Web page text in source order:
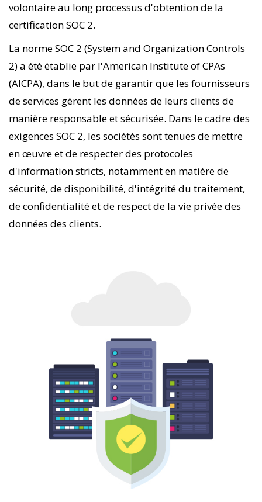
volontaire au long processus d'obtention de la
certification SOC 2.
La norme SOC 2 (System and Organization Controls
2) a été établie par l'American Institute of CPAs
(AICPA), dans le but de garantir que les fournisseurs
de services gèrent les données de leurs clients de
manière responsable et sécurisée. Dans le cadre des
exigences SOC 2, les sociétés sont tenues de mettre
en œuvre et de respecter des protocoles
d'information stricts, notamment en matière de
sécurité, de disponibilité, d'intégrité du traitement,
de confidentialité et de respect de la vie privée des
données des clients.